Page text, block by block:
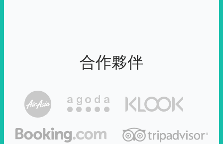
合作夥伴